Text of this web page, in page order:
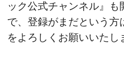
ック公式チャンネル』も
で、登録がまだという方
をよろしくお願いいたし